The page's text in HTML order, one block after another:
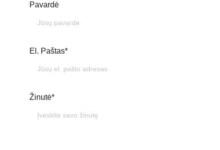
Pavardė
El. Paštas*
Žinutė*